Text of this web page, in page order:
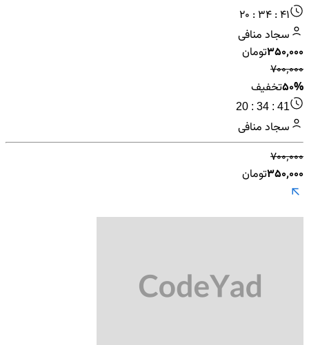
20 : 34 : 41
سجاد منافی
۳۵۰٬۰۰۰تومان
۷۰۰٬۰۰۰
50%تخفیف
20 : 34 : 41
سجاد منافی
۷۰۰٬۰۰۰
۳۵۰٬۰۰۰تومان